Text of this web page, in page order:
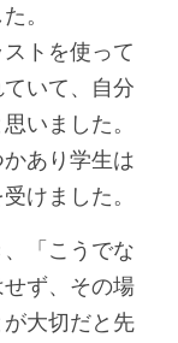
。
トを使って
いて、自分
いました。
あり学生は
けました。
「こうでな
ず、その場
大切だと先